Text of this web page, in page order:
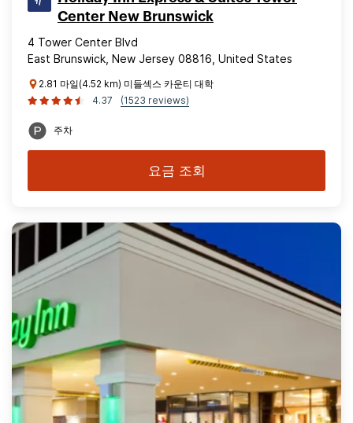
Center New Brunswick
4 Tower Center Blvd
East Brunswick, New Jersey 08816, United States
2.81 마일(4.52 km) 미들섹스 카운티 대학
4.37
(1523 reviews)
주차
요금 조회